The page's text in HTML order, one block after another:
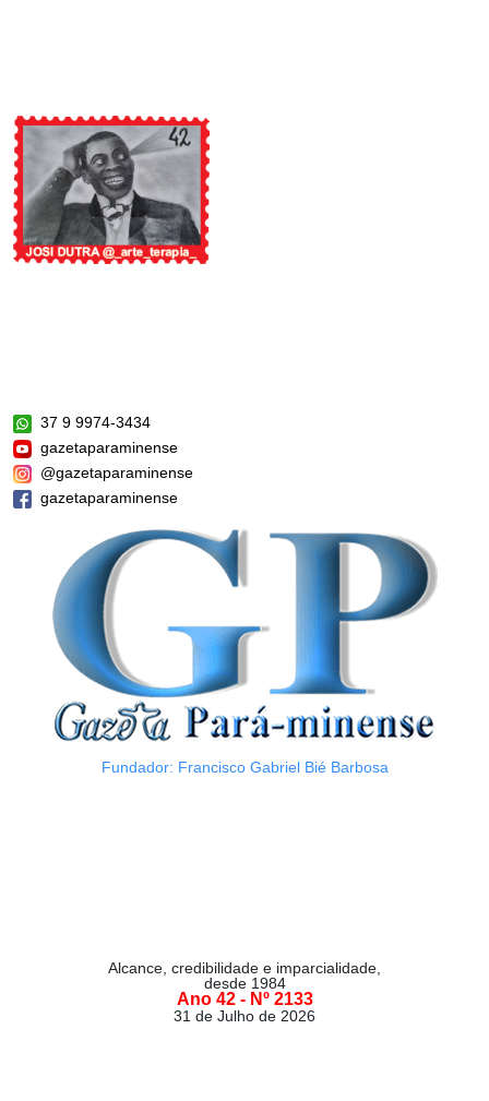
37 9 9974-3434
gazetaparaminense
@gazetaparaminense
gazetaparaminense
Fundador: Francisco Gabriel Bié Barbosa
Alcance, credibilidade e imparcialidade,
desde 1984
Ano 42 - Nº 2133
31 de Julho de 2026